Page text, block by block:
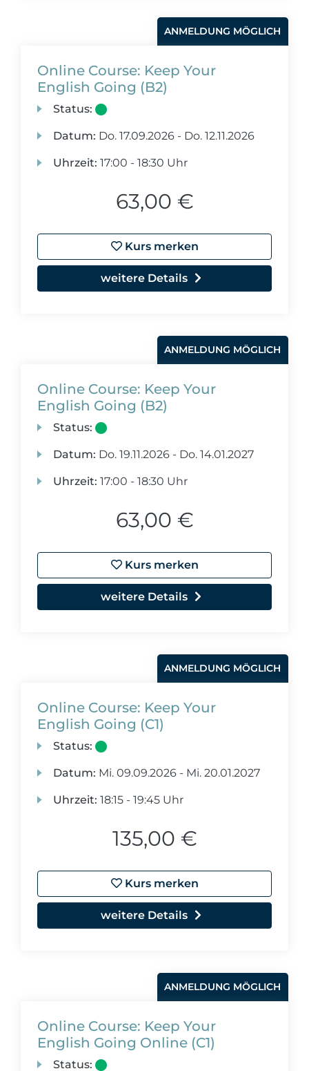
ANMELDUNG MÖGLICH
Online Course: Keep Your
English Going (B2)
Status:
Datum: Do. 17.09.2026 - Do. 12.11.2026
Uhrzeit: 17:00 - 18:30 Uhr
63,00 €
Kurs merken
weitere Details
ANMELDUNG MÖGLICH
Online Course: Keep Your
English Going (B2)
Status:
Datum: Do. 19.11.2026 - Do. 14.01.2027
Uhrzeit: 17:00 - 18:30 Uhr
63,00 €
Kurs merken
weitere Details
ANMELDUNG MÖGLICH
Online Course: Keep Your
English Going (C1)
Status:
Datum: Mi. 09.09.2026 - Mi. 20.01.2027
Uhrzeit: 18:15 - 19:45 Uhr
135,00 €
Kurs merken
weitere Details
ANMELDUNG MÖGLICH
Online Course: Keep Your
English Going Online (C1)
Status: